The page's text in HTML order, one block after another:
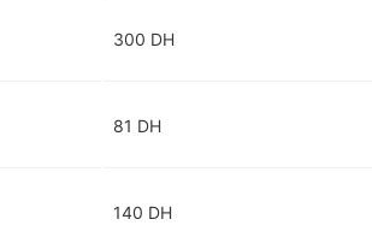
300 DH
81 DH
140 DH